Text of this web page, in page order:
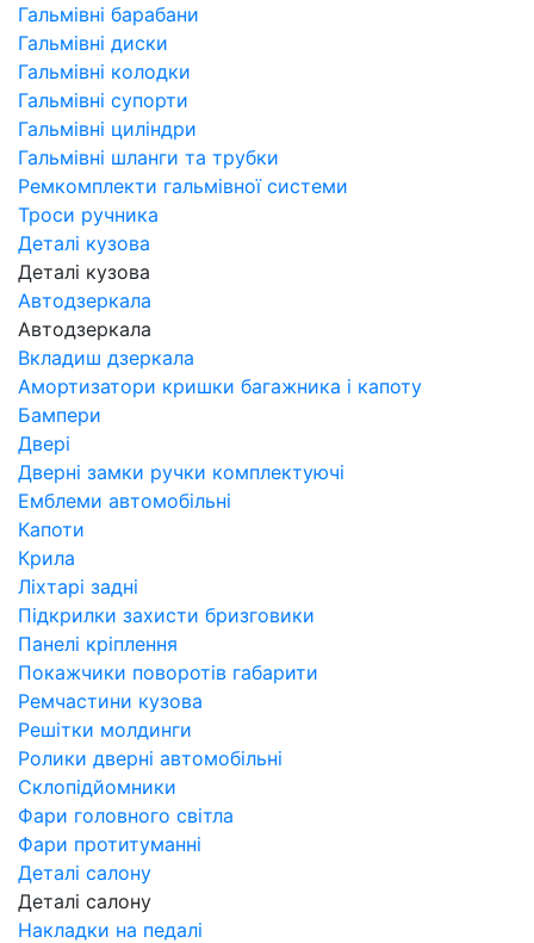
Гальмівні барабани
Гальмівні диски
Гальмівні колодки
Гальмівні супорти
Гальмівні циліндри
Гальмівні шланги та трубки
Ремкомплекти гальмівної системи
Троси ручника
Деталі кузова
Деталі кузова
Автодзеркала
Автодзеркала
Вкладиш дзеркала
Амортизатори кришки багажника і капоту
Бампери
Двері
Дверні замки ручки комплектуючі
Емблеми автомобільні
Капоти
Крила
Ліхтарі задні
Підкрилки захисти бризговики
Панелі кріплення
Покажчики поворотів габарити
Ремчастини кузова
Решітки молдинги
Ролики дверні автомобільні
Склопідйомники
Фари головного світла
Фари протитуманні
Деталі салону
Деталі салону
Накладки на педалі